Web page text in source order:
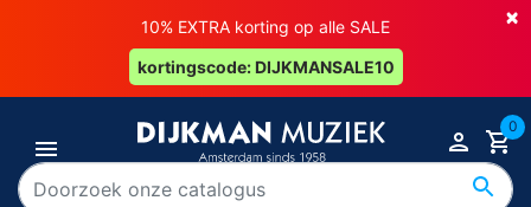
×
10% EXTRA korting op alle SALE
kortingscode: DIJKMANSALE10
0